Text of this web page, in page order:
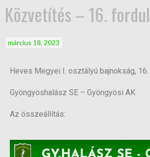
Közvetítés – 16.
március 18, 2023
Heves Megyei I. osztályú bajnokság,
Gyöngyöshalász SE – Gyöngyösi AK
Az összeállítás: